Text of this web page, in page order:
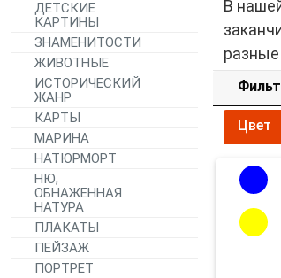
ДЕТСКИЕ
КАРТИНЫ
ЗНАМЕНИТОСТИ
ЖИВОТНЫЕ
ИСТОРИЧЕСКИЙ
ЖАНР
КАРТЫ
МАРИНА
НАТЮРМОРТ
НЮ,
ОБНАЖЕННАЯ
НАТУРА
ПЛАКАТЫ
ПЕЙЗАЖ
ПОРТРЕТ
В
Цвет